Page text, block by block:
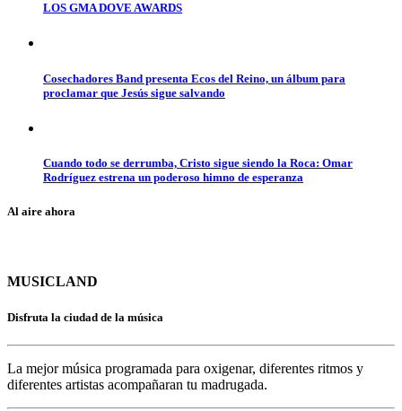
LOS GMA DOVE AWARDS
Cosechadores Band presenta Ecos del Reino, un álbum para
proclamar que Jesús sigue salvando
Cuando todo se derrumba, Cristo sigue siendo la Roca: Omar
Rodríguez estrena un poderoso himno de esperanza
Al aire ahora
MUSICLAND
Disfruta la ciudad de la música
La mejor música programada para oxigenar, diferentes ritmos y
diferentes artistas acompañaran tu madrugada.